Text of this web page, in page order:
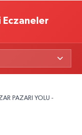
Eczaneler
PAZARI YOLU -